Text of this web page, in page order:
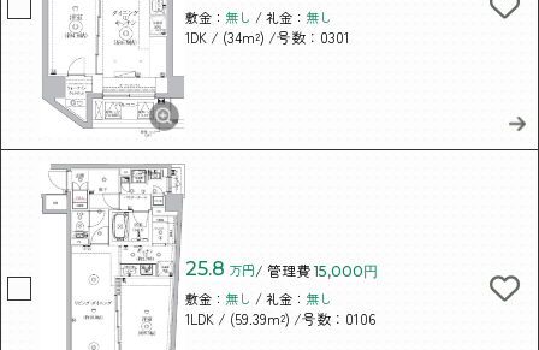
敷金： 無し / 礼金： 無し
1DK / (34m²) /号数：0301
25.8 万円/ 管理費 15,000円
敷金： 無し / 礼金： 無し
1LDK / (59.39m²) /号数：0106